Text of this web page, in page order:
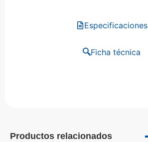
Especificaciones
Ficha técnica
Productos relacionados